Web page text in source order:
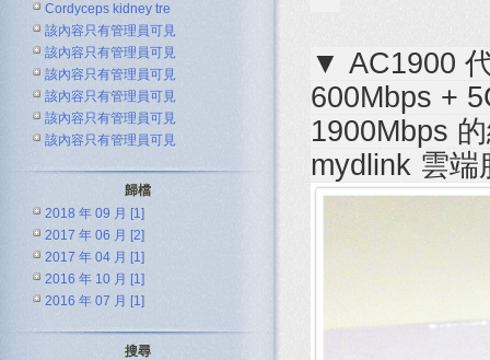
▼ AC1900
600Mbps +
1900Mbps
mydlink 雲端
Cordyceps kidney tre
該內容只有管理員可見
該內容只有管理員可見
該內容只有管理員可見
該內容只有管理員可見
該內容只有管理員可見
該內容只有管理員可見
歸檔
2018 年 09 月 [1]
2017 年 06 月 [2]
2017 年 04 月 [1]
2016 年 10 月 [1]
2016 年 07 月 [1]
搜尋